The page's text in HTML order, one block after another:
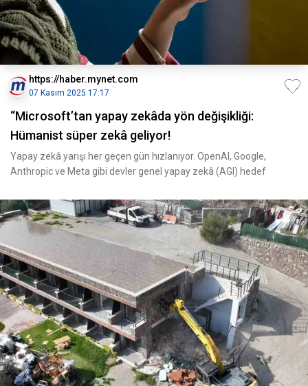
https://haber.mynet.com
07 Kasım 2025 17:17
“Microsoft’tan yapay zekâda yön değişikliği:
Hümanist süper zekâ geliyor!
Yapay zekâ yarışı her geçen gün hızlanıyor. OpenAI, Google,
Anthropic ve Meta gibi devler genel yapay zekâ (AGI) hedef